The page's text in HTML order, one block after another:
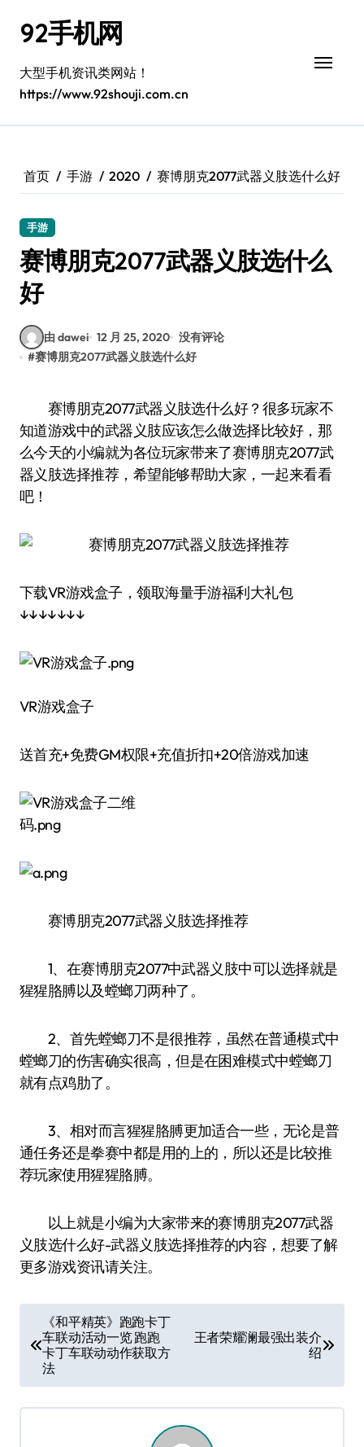
92手机网
大型手机资讯类网站！
https://www.92shouji.com.cn
首页 手游 2020 赛博朋克2077武器义肢选什么好
手游
赛博朋克2077武器义肢选什么
好
由 dawei 12 月 25, 2020 没有评论
#赛博朋克2077武器义肢选什么好
赛博朋克2077武器义肢选什么好？很多玩家不
知道游戏中的武器义肢应该怎么做选择比较好，那
么今天的小编就为各位玩家带来了赛博朋克2077武
器义肢选择推荐，希望能够帮助大家，一起来看看
吧！
下载VR游戏盒子，领取海量手游福利大礼包
↓↓↓↓↓↓↓
VR游戏盒子
送首充+免费GM权限+充值折扣+20倍游戏加速
赛博朋克2077武器义肢选择推荐
1、在赛博朋克2077中武器义肢中可以选择就是
猩猩胳膊以及螳螂刀两种了。
2、首先螳螂刀不是很推荐，虽然在普通模式中
螳螂刀的伤害确实很高，但是在困难模式中螳螂刀
就有点鸡肋了。
3、相对而言猩猩胳膊更加适合一些，无论是普
通任务还是拳赛中都是用的上的，所以还是比较推
荐玩家使用猩猩胳膊。
以上就是小编为大家带来的赛博朋克2077武器
义肢选什么好-武器义肢选择推荐的内容，想要了解
更多游戏资讯请关注。
章
《和平精英》跑跑卡丁
车联动活动一览 跑跑
卡丁车联动动作获取方
法
王者荣耀澜最强出装介
绍